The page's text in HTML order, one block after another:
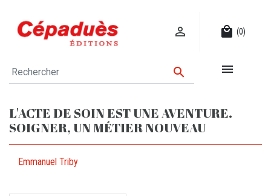
 local_mall (0)
 
L'ACTE DE SOIN EST UNE AVENTURE.
SOIGNER, UN MÉTIER NOUVEAU
Emmanuel Triby